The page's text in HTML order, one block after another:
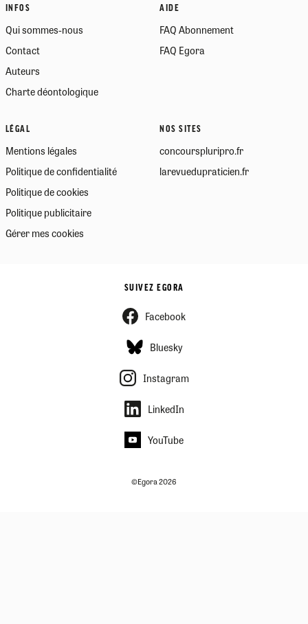
INFOS
Qui sommes-nous
Contact
Auteurs
Charte déontologique
AIDE
FAQ Abonnement
FAQ Egora
LÉGAL
Mentions légales
Politique de confidentialité
Politique de cookies
Politique publicitaire
Gérer mes cookies
NOS SITES
concourspluripro.fr
larevuedupraticien.fr
SUIVEZ EGORA
Facebook
Bluesky
Instagram
LinkedIn
YouTube
©Egora 2026